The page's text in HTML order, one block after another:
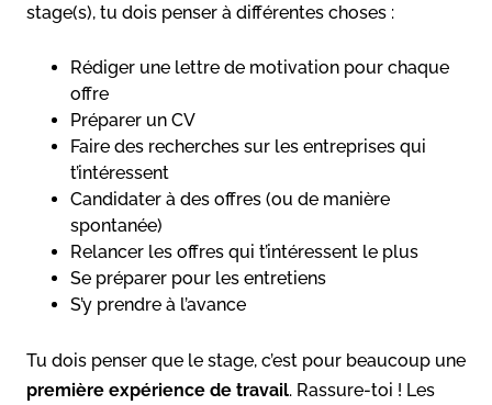
stage(s), tu dois penser à différentes choses :
Rédiger une lettre de motivation pour chaque
offre
Préparer un CV
Faire des recherches sur les entreprises qui
t’intéressent
Candidater à des offres (ou de manière
spontanée)
Relancer les offres qui t’intéressent le plus
Se préparer pour les entretiens
S’y prendre à l’avance
Tu dois penser que le stage, c’est pour beaucoup une
première expérience de travail. Rassure-toi ! Les